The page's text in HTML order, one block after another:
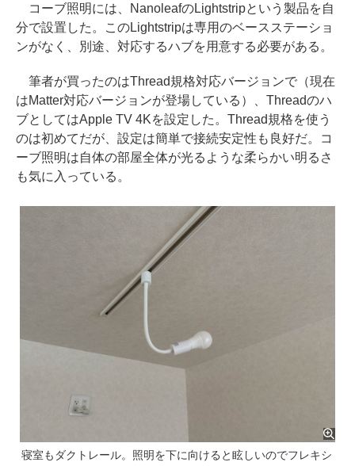
コーブ照明には、NanoleafのLightstripという製品を自
分で設置した。このLightstripは専用のベースステーショ
ンがなく、別途、対応するハブを用意する必要がある。
筆者が買ったのはThread規格対応バージョンで（現在
はMatter対応バージョンが登場している）、Threadのハ
ブとしてはApple TV 4Kを設定した。Thread規格を使う
のは初めてだが、設定は簡単で接続安定性も良好だ。コ
ーブ照明は自体の部屋全体が光るような柔らかい明るさ
も気に入っている。
寝室もダクトレール。照明を下に向けると眩しいのでフレキシ